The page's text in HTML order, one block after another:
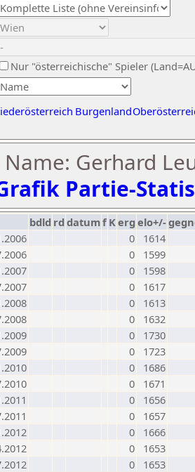
Nur "österreichische" Spieler
Burgenland
Name: Gerhard
Partie-
bdld rd datumf Kerg elo+/-
0
1614
0
1599
0
1598
0
1617
0
1613
0
1632
0
1730
0
1723
0
1686
0
1671
0
1656
0
1657
0
1666
0
1653
0
1653